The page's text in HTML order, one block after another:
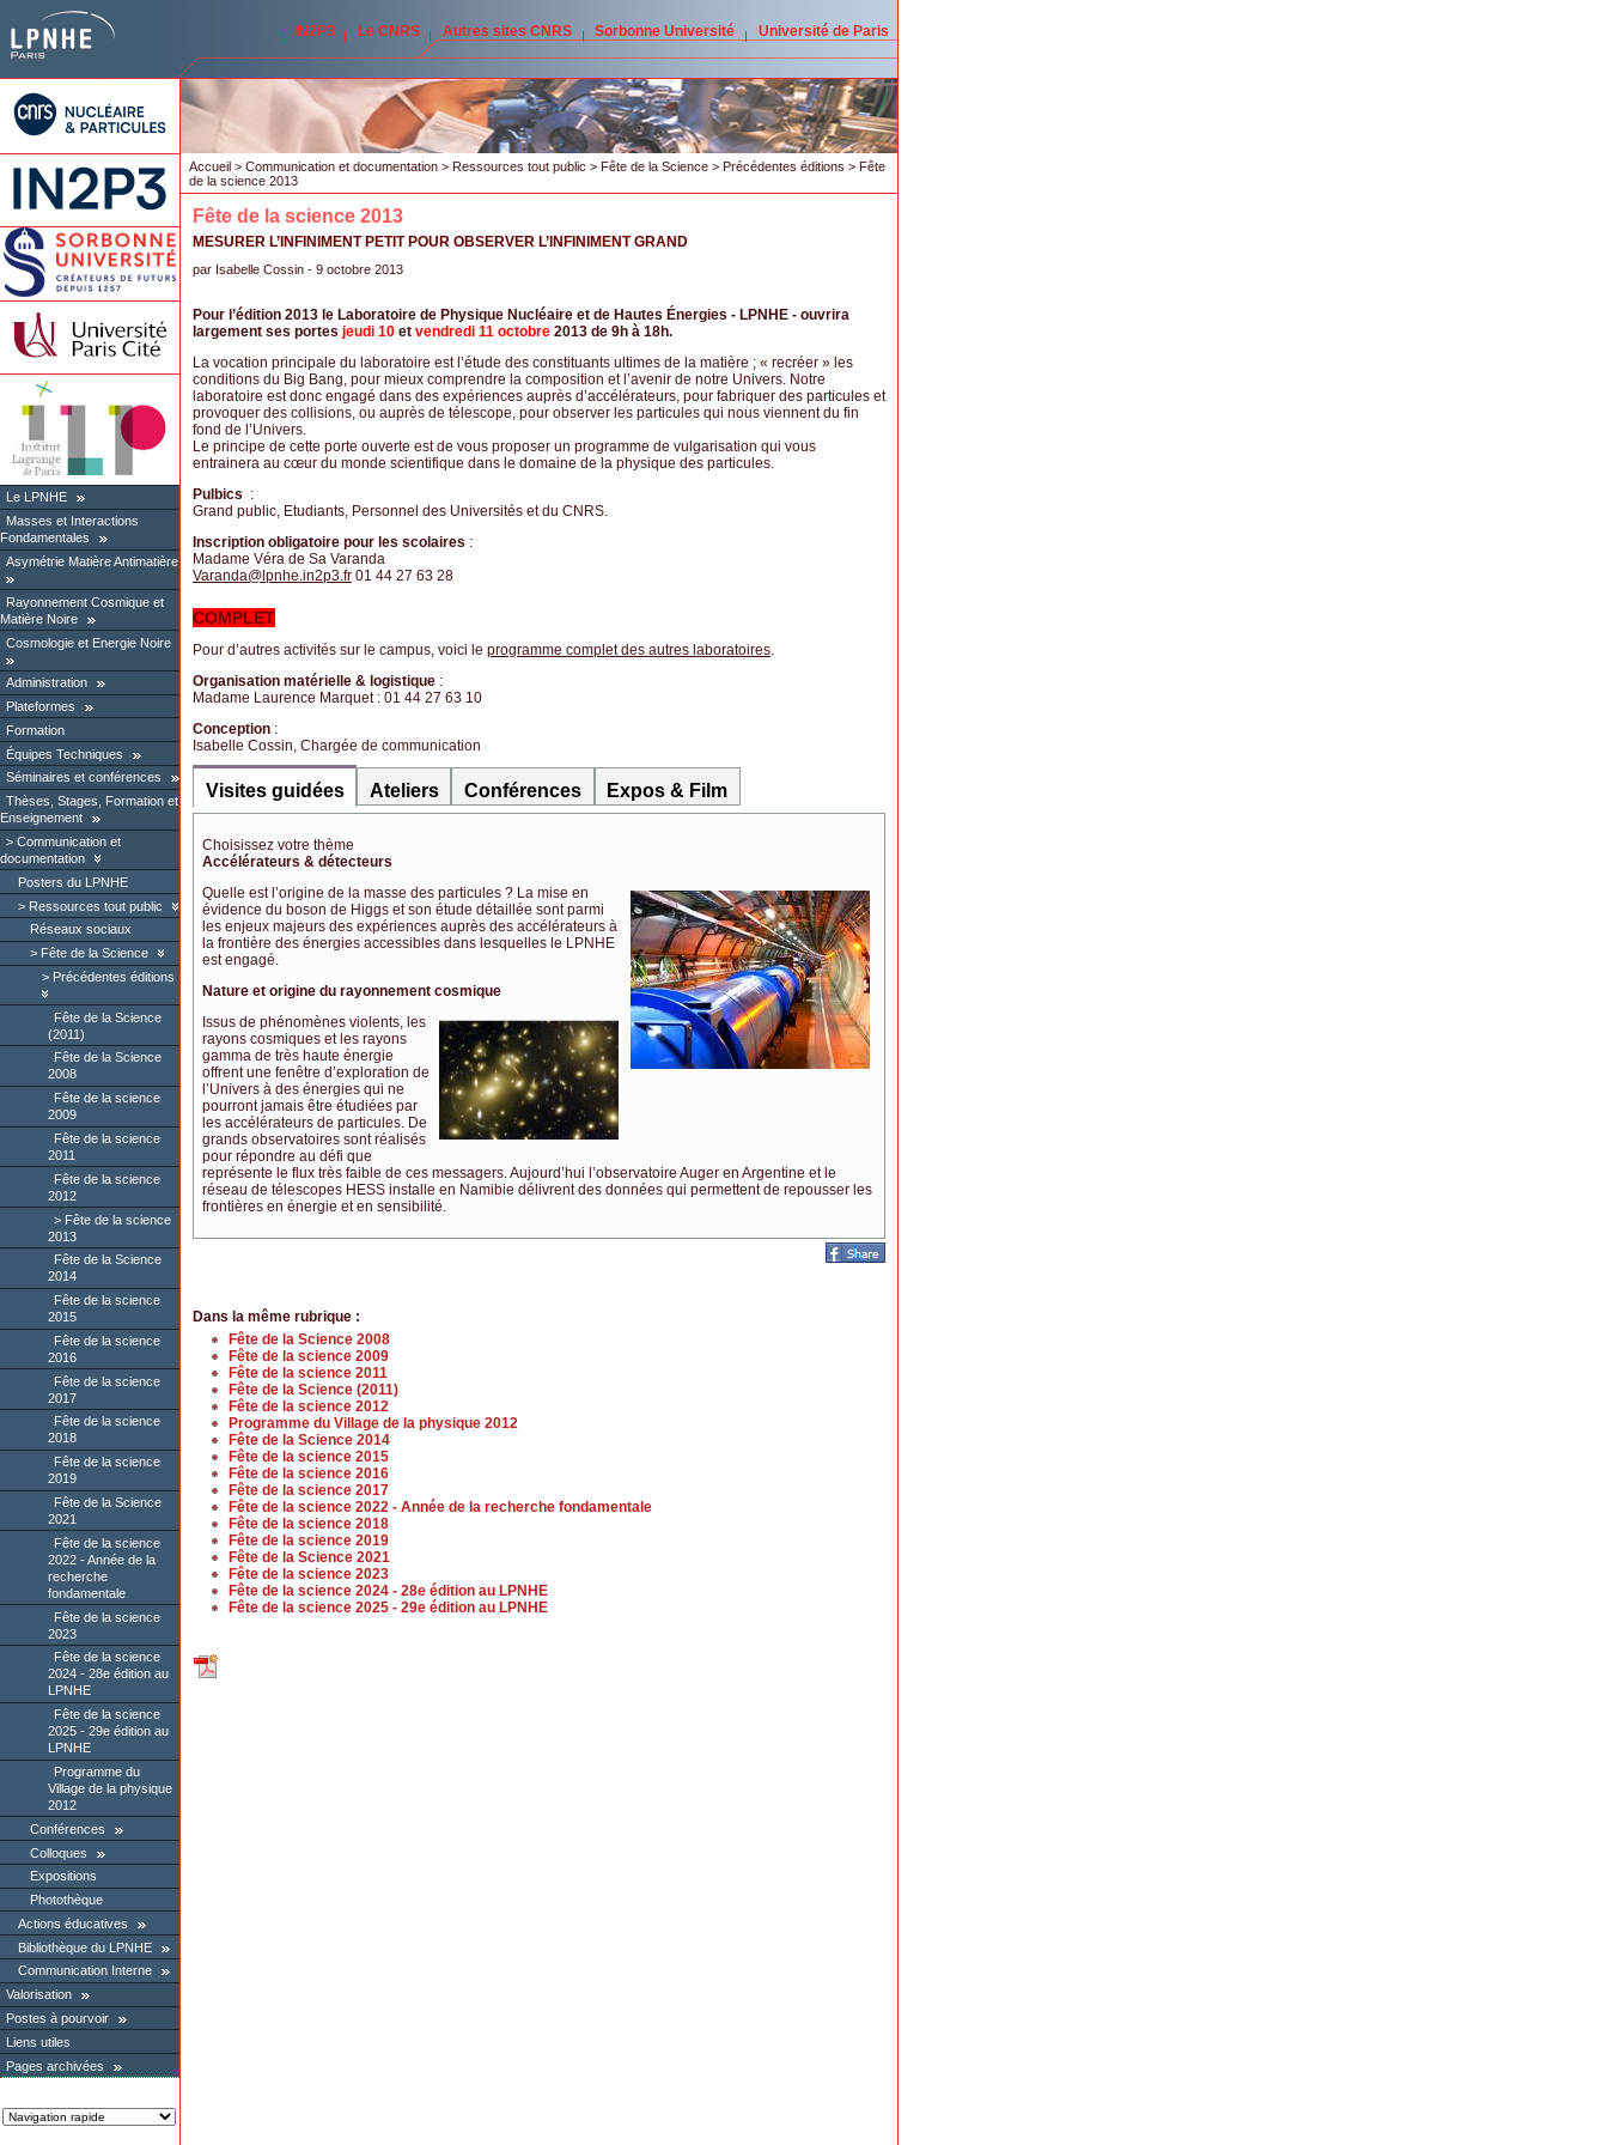
IN2P3 Le CNRS Autres sites CNRS Sorbonne Université Université de Paris
Le LPNHE
Masses et Interactions
Fondamentales
Asymétrie Matière Antimatière
Rayonnement Cosmique et
Matière Noire
Cosmologie et Energie Noire
Administration
Plateformes
Formation
Équipes Techniques
Séminaires et conférences
Thèses, Stages, Formation et
Enseignement
Communication et
documentation
Posters du LPNHE
Ressources tout public
Réseaux sociaux
Fête de la Science
Précédentes éditions
Fête de la Science
(2011)
Fête de la Science
2008
Fête de la science
2009
Fête de la science
2011
Fête de la science
2012
Fête de la science
2013
Fête de la Science
2014
Fête de la science
2015
Fête de la science
2016
Fête de la science
2017
Fête de la science
2018
Fête de la science
2019
Fête de la Science
2021
Fête de la science
2022 - Année de la
recherche
fondamentale
Fête de la science
2023
Fête de la science
2024 - 28e édition au
LPNHE
Fête de la science
2025 - 29e édition au
LPNHE
Programme du
Village de la physique
2012
Conférences
Colloques
Expositions
Photothèque
Actions éducatives
Bibliothèque du LPNHE
Communication Interne
Valorisation
Postes à pourvoir
Liens utiles
Pages archivées
Accueil > Communication et documentation > Ressources tout public > Fête de la Science > Précédentes éditions > Fête
de la science 2013
Fête de la science 2013
MESURER L’INFINIMENT PETIT POUR OBSERVER L’INFINIMENT GRAND
par Isabelle Cossin - 9 octobre 2013
Pour l’édition 2013 le Laboratoire de Physique Nucléaire et de Hautes Énergies - LPNHE - ouvrira
largement ses portes jeudi 10 et vendredi 11 octobre 2013 de 9h à 18h.
La vocation principale du laboratoire est l’étude des constituants ultimes de la matière ; « recréer » les
conditions du Big Bang, pour mieux comprendre la composition et l’avenir de notre Univers. Notre
laboratoire est donc engagé dans des expériences auprès d’accélérateurs, pour fabriquer des particules et
provoquer des collisions, ou auprès de télescope, pour observer les particules qui nous viennent du fin
fond de l’Univers.
Le principe de cette porte ouverte est de vous proposer un programme de vulgarisation qui vous
entrainera au cœur du monde scientifique dans le domaine de la physique des particules.
Pulbics :
Grand public, Etudiants, Personnel des Universités et du CNRS.
Inscription obligatoire pour les scolaires :
Madame Véra de Sa Varanda
Varanda@ lpnhe.in2p3.fr 01 44 27 63 28
COMPLET
Pour d’autres activités sur le campus, voici le programme complet des autres laboratoires.
Organisation matérielle & logistique :
Madame Laurence Marquet : 01 44 27 63 10
Conception :
Isabelle Cossin, Chargée de communication
Visites guidées Ateliers Conférences Expos & Film
Choisissez votre thème
Accélérateurs & détecteurs
Quelle est l’origine de la masse des particules ? La mise en
évidence du boson de Higgs et son étude détaillée sont parmi
les enjeux majeurs des expériences auprès des accélérateurs à
la frontière des énergies accessibles dans lesquelles le LPNHE
est engagé.
Nature et origine du rayonnement cosmique
Issus de phénomènes violents, les
rayons cosmiques et les rayons
gamma de très haute énergie
offrent une fenêtre d’exploration de
l’Univers à des énergies qui ne
pourront jamais être étudiées par
les accélérateurs de particules. De
grands observatoires sont réalisés
pour répondre au défi que
représente le flux très faible de ces messagers. Aujourd’hui l’observatoire Auger en Argentine et le
réseau de télescopes HESS installe en Namibie délivrent des données qui permettent de repousser les
frontières en énergie et en sensibilité.
Dans la même rubrique :
Fête de la Science 2008
Fête de la science 2009
Fête de la science 2011
Fête de la Science (2011)
Fête de la science 2012
Programme du Village de la physique 2012
Fête de la Science 2014
Fête de la science 2015
Fête de la science 2016
Fête de la science 2017
Fête de la science 2022 - Année de la recherche fondamentale
Fête de la science 2018
Fête de la science 2019
Fête de la Science 2021
Fête de la science 2023
Fête de la science 2024 - 28e édition au LPNHE
Fête de la science 2025 - 29e édition au LPNHE